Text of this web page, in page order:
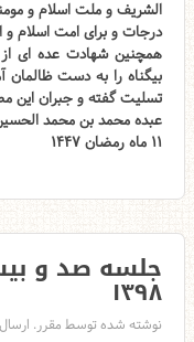
الشریف و ملت اسلام و
درجات و برای امت اسلام و
همچنین شهادت عده ای
بیگناه را به دست ظالمان
تسلیت گفته و جبران این
عبده محمد بن محمد
۱۱ ماه رمضان ۱۴۴۷
۱۳۹۸
نوشته شده توسط مقرر.